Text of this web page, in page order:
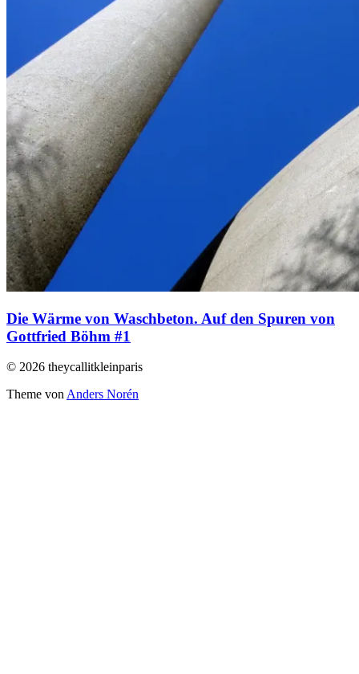
Die Wärme von Waschbeton. Auf den Spuren von
Gottfried Böhm #1
© 2026 theycallitkleinparis
Theme vonAnders Norén